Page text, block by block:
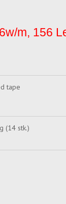
m, 156
tape
(14 stk.)